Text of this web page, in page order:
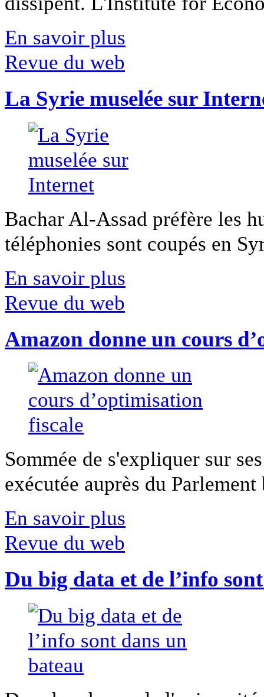
En savoir plus
Revue du web
La Syrie muselée sur
Bachar Al-Assad préfère les
téléphonies sont coupés en
En savoir plus
Revue du web
Amazon donne un cours
Sommée de s'expliquer sur
exécutée auprès du
En savoir plus
Revue du web
Du big data et de l’info